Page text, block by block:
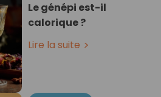
Le génépi est-il
calorique ?
Lire la suite